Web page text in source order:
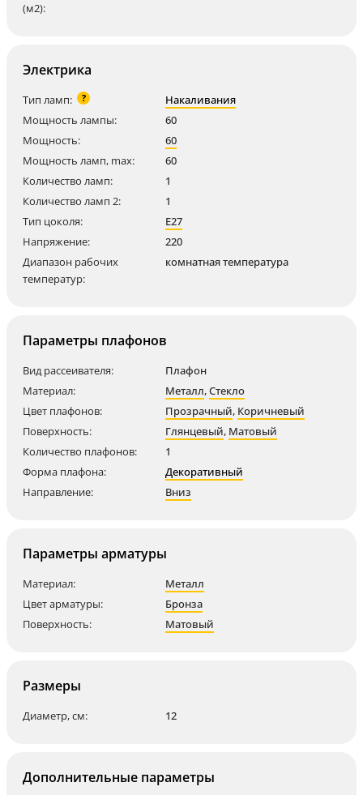
(м2):
Электрика
Тип ламп: ?
Накаливания
Мощность лампы:
60
Мощность:
60
Мощность ламп, max:
60
Количество ламп:
1
Количество ламп 2:
1
Тип цоколя:
E27
Напряжение:
220
Диапазон рабочих
температур:
комнатная температура
Параметры плафонов
Вид рассеивателя:
Плафон
Материал:
Металл,Стекло
Цвет плафонов:
Прозрачный, Коричневый
Поверхность:
Глянцевый, Матовый
Количество плафонов:
1
Форма плафона:
Декоративный
Направление:
Вниз
Параметры арматуры
Материал:
Металл
Цвет арматуры:
Бронза
Поверхность:
Матовый
Размеры
Диаметр, см: 12
Дополнительные параметры